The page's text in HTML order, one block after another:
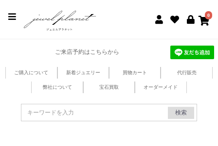
0
ご来店予約はこちらから
ご購入について 新着ジュエリー 買物カート 代行販売
弊社について 宝石買取 オーダーメイド
検索